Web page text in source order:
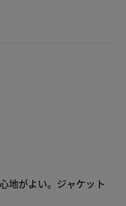
地がよい。ジャケット